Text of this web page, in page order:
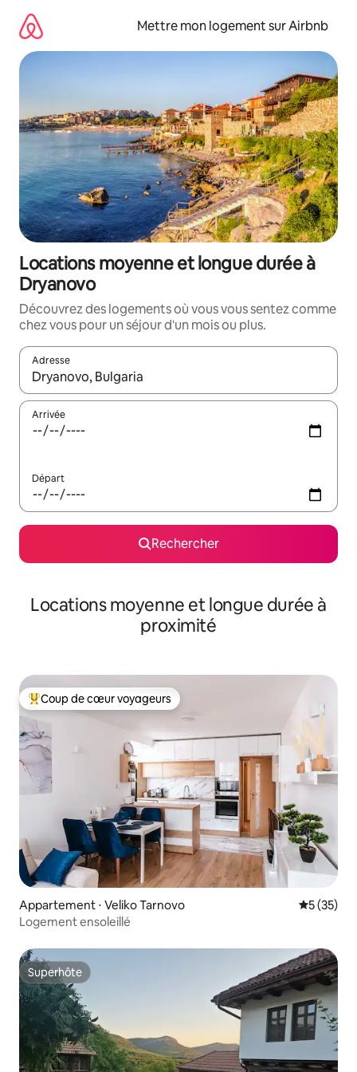
directement
contenu
Mettre mon logement sur Airbnb
Locations moyenne et longue durée à
Dryanovo
Découvrez des logements où vous vous sentez comme
chez vous pour un séjour d'un mois ou plus.
Adresse
Lorsque les résultats s'affichent, utilisez les flèches vers le
Arrivée
Départ
Rechercher
Locations moyenne et longue durée à
proximité
Coups de cœur voyageurs les plus appréciés
Coup de cœur voyageurs
Appartement ⋅ Veliko Tarnovo
5 (35)
Logement ensoleillé
Superhôte
Superhôte